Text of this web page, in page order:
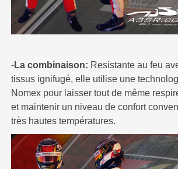
-La combinaison: Resistante au feu
tissus ignifugé, elle utilise une
Nomex pour laisser tout de même
et maintenir un niveau de confort
très hautes températures.